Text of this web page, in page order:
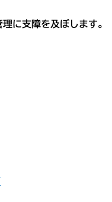
に支障を及ぼします。